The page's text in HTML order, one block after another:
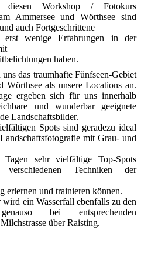
Workshop / Fotokurs
Ammersee und Wörthsee sind
auch Fortgeschrittene
wenige Erfahrungen in der
haben.
das traumhafte Fünfseen-Gebiet
Wörthsee als unsere Locations an.
ergeben sich für uns innerhalb
und wunderbar geeignete
Landschaftsbilder.
Spots sind geradezu ideal
mit Grau- und
sehr vielfältige Top-Spots
Techniken der
erlernen und trainieren können.
wird ein Wasserfall ebenfalls zu den
bei entsprechenden
über Raisting.